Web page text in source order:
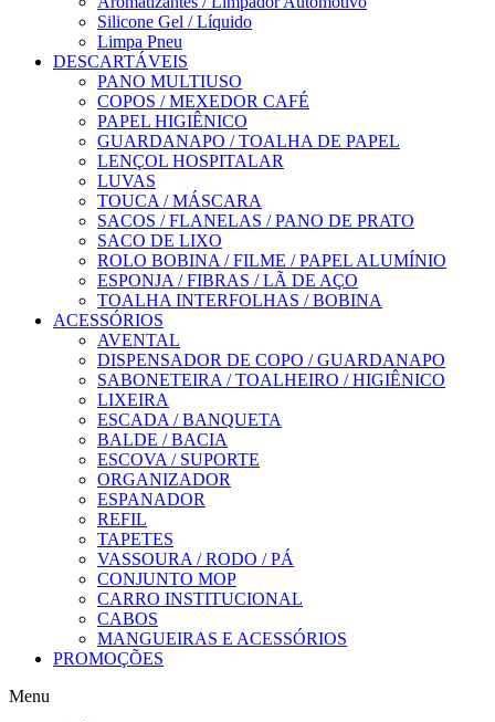
Silicone Gel / Líquido
Limpa Pneu
DESCARTÁVEIS
PANO MULTIUSO
COPOS / MEXEDOR CAFÉ
PAPEL HIGIÊNICO
GUARDANAPO / TOALHA DE PAPEL
LENÇOL HOSPITALAR
LUVAS
TOUCA / MÁSCARA
SACOS / FLANELAS / PANO DE PRATO
SACO DE LIXO
ROLO BOBINA / FILME / PAPEL ALUMÍNIO
ESPONJA / FIBRAS / LÃ DE AÇO
TOALHA INTERFOLHAS / BOBINA
ACESSÓRIOS
AVENTAL
DISPENSADOR DE COPO / GUARDANAPO
SABONETEIRA / TOALHEIRO / HIGIÊNICO
LIXEIRA
ESCADA / BANQUETA
BALDE / BACIA
ESCOVA / SUPORTE
ORGANIZADOR
ESPANADOR
REFIL
TAPETES
VASSOURA / RODO / PÁ
CONJUNTO MOP
CARRO INSTITUCIONAL
CABOS
MANGUEIRAS E ACESSÓRIOS
PROMOÇÕES
Menu